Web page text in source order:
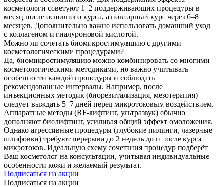
косметологи советуют 1–2 поддерживающих процедуры в
месяц после основного курса, а повторный курс через 6–8
месяцев. Дополнительно важно использовать домашний уход
с коллагеном и гиалуроновой кислотой.
Можно ли сочетать биомикростимуляцию с другими
косметологическими процедурами?
Да, биомикростимуляцию можно комбинировать со многими
косметологическими методиками, но важно учитывать
особенности каждой процедуры и соблюдать
рекомендованные интервалы. Например, после
инъекционных методик (биоревитализация, мезотерапия)
следует выждать 5–7 дней перед микротоковым воздействием.
Аппаратные методы (RF-лифтинг, ультразвук) обычно
дополняют биолифтинг, усиливая общий эффект омоложения.
Однако агрессивные процедуры (глубокие пилинги, лазерные
шлифовки) требуют перерыва до 2 недель до и после курса
микротоков. Идеальную схему сочетания процедур подберёт
Ваш косметолог на консультации, учитывая индивидуальные
особенности кожи и желаемый результат.
Подписаться на акции
Подписаться на акции